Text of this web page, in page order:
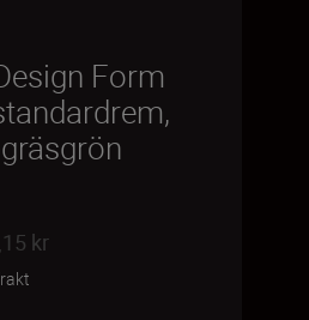
Form
kr